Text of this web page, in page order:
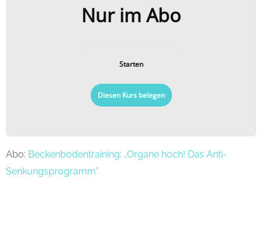
Nur im Abo
Starten
Diesen Kurs belegen
Abo: Beckenbodentraining: „Organe hoch! Das Anti-
Senkungsprogramm”